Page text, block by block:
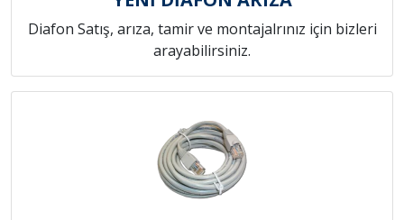
Diafon Satış, arıza, tamir ve montajalrınız için bizleri
arayabilirsiniz.